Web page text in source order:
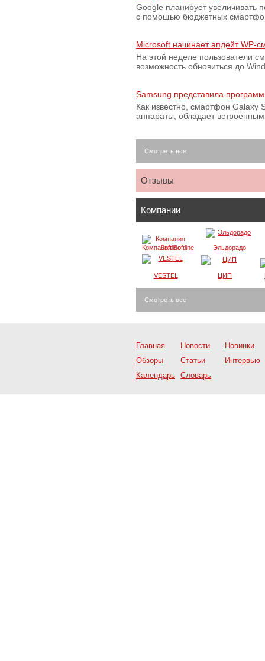
Google планирует увеличивать
с помощью бюджетных
Microsoft начинает апдейт WP-
На этой неделе пользователи
возможность обновиться до
Samsung представила
Как известно, смартфон Galaxy
аппараты, обладает
Смотреть все
Отзывы
Компании
Компания Softline Эльдорадо
VESTEL ЦИП
Смотреть все
Главная Новости
Новинки
Обзоры
Статьи
Интервью
Календарь Словарь